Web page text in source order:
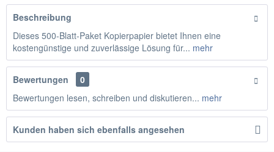
Beschreibung
Dieses 500-Blatt-Paket Kopierpapier bietet Ihnen eine
kostengünstige und zuverlässige Lösung für... mehr
Bewertungen
0
Bewertungen lesen, schreiben und diskutieren... mehr
Kunden haben sich ebenfalls angesehen